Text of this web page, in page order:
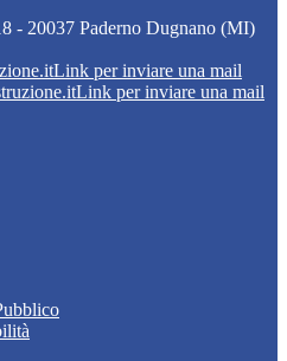
- 20037 Paderno Dugnano (MI)
Link per inviare una mail
Link per inviare una mail